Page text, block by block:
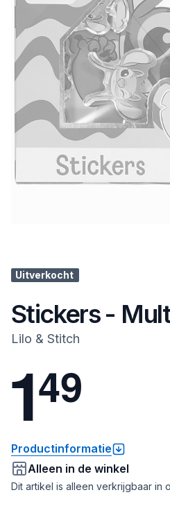
Uitverkocht
Stickers -
Lilo & Stitch
149
Productinformatie
Alleen in de winkel
Dit artikel is alleen verkrijgbaar in